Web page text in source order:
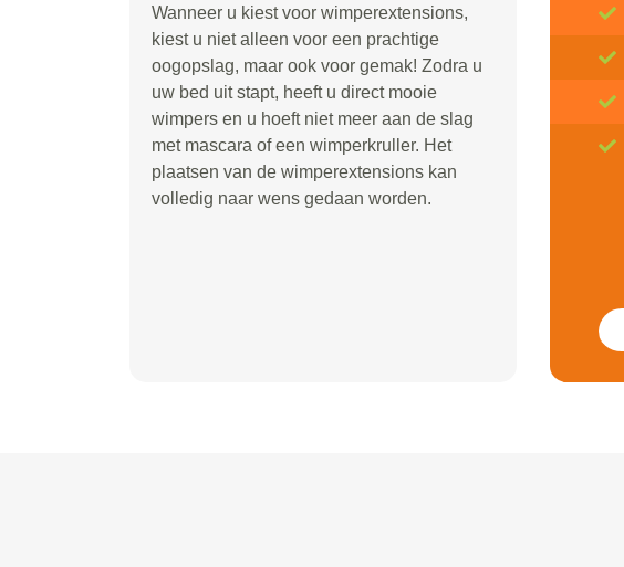
Wanneer u kiest voor wimperextensions,
kiest u niet alleen voor een prachtige
oogopslag, maar ook voor gemak! Zodra u
uw bed uit stapt, heeft u direct mooie
wimpers en u hoeft niet meer aan de slag
met mascara of een wimperkruller. Het
plaatsen van de wimperextensions kan
volledig naar wens gedaan worden.